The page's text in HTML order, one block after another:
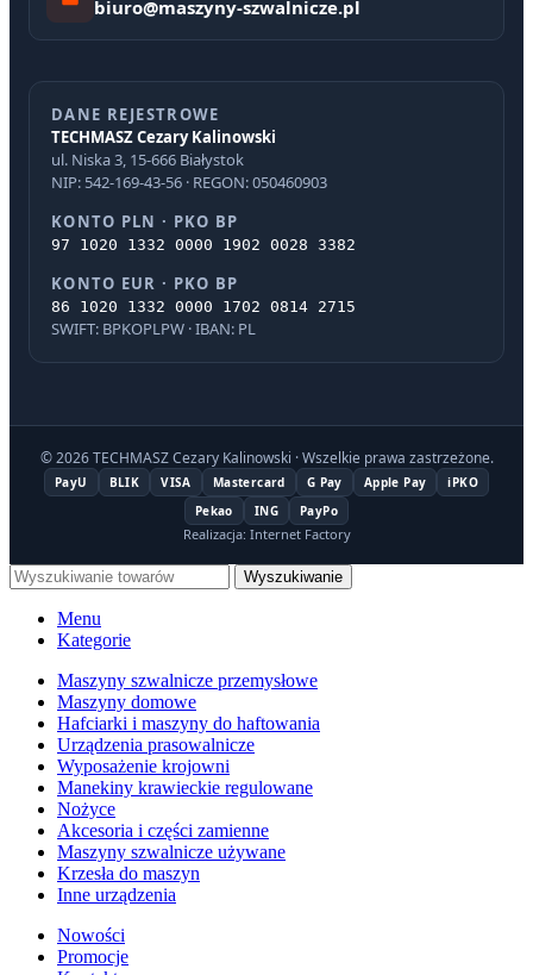
biuro@maszyny-szwalnicze.pl
DANE REJESTROWE
TECHMASZ Cezary Kalinowski
ul. Niska 3, 15-666 Białystok
NIP: 542-169-43-56 · REGON: 050460903
KONTO PLN · PKO BP
97 1020 1332 0000 1902 0028 3382
KONTO EUR · PKO BP
86 1020 1332 0000 1702 0814 2715
SWIFT: BPKOPLPW · IBAN: PL
© 2026 TECHMASZ Cezary Kalinowski · Wszelkie prawa zastrzeżone.
PayU BLIK VISA Mastercard G Pay Apple Pay
iPKO
Pekao
ING PayPo
Realizacja: Internet Factory
Wyszukiwanie
Menu
Kategorie
Maszyny szwalnicze przemysłowe
Maszyny domowe
Hafciarki i maszyny do haftowania
Urządzenia prasowalnicze
Wyposażenie krojowni
Manekiny krawieckie regulowane
Nożyce
Akcesoria i części zamienne
Maszyny szwalnicze używane
Krzesła do maszyn
Inne urządzenia
Nowości
Promocje